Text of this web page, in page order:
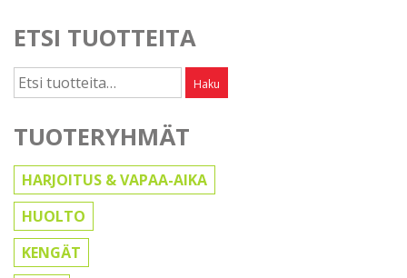
ETSI TUOTTEITA
Etsi: Haku
TUOTERYHMÄT
HARJOITUS & VAPAA-AIKA
HUOLTO
KENGÄT